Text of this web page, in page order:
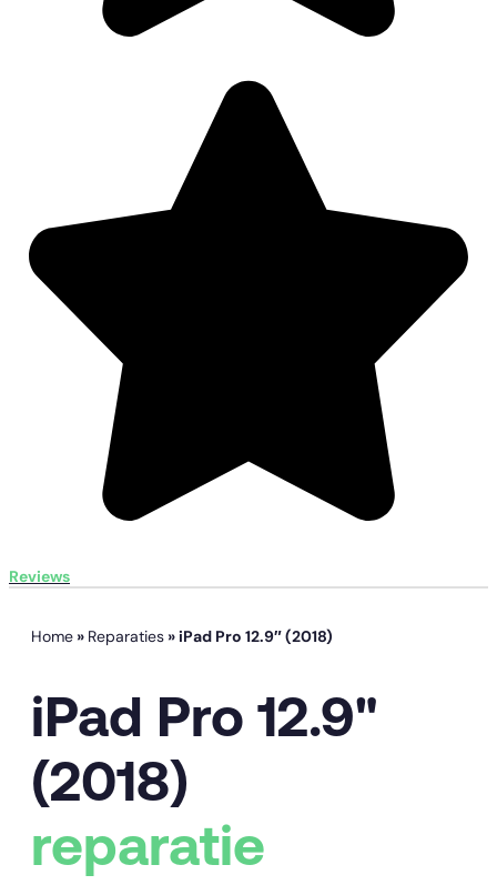
Reviews
Home » Reparaties »iPad Pro 12.9″ (2018)
iPad Pro 12.9"
(2018)
reparatie